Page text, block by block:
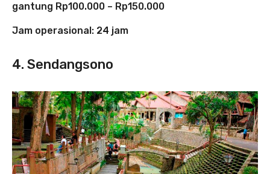
gantung Rp100.000 – Rp150.000
Jam operasional: 24 jam
4. Sendangsono